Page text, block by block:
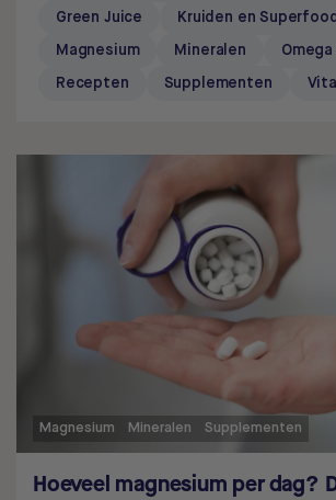
Green Juice Kruiden en
Magnesium Mineralen Omega
Recepten Supplementen
Magnesium Mineralen Supplementen
Hoeveel magnesium per dag?